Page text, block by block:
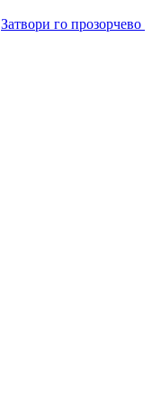
Затвори го прозорчево